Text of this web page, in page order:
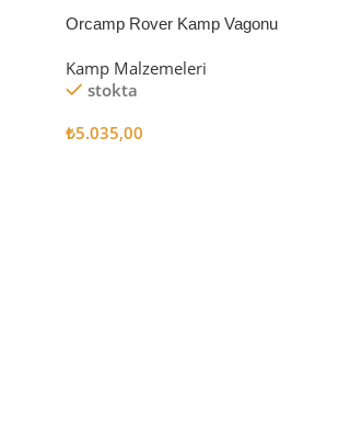
Orcamp Rover Kamp Vagonu
Kamp Malzemeleri
stokta
₺5.035,00